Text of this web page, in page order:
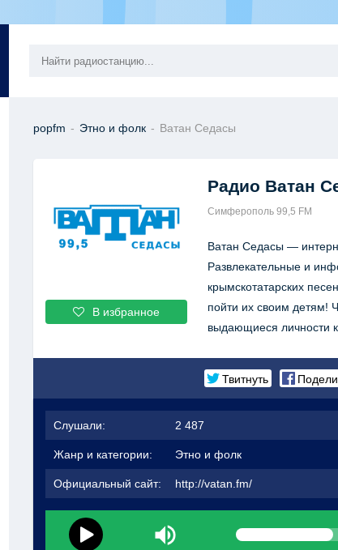
popfm - Этно и фолк - Ватан Cедасы
В избранное
Радио Ватан
Симферополь 99,5 FM
Ватан Cедасы —
Развлекательные и
крымскотатарских
пойти их своим детям!
выдающиеся личности
Твитнуть
Слушали: 2 487
Жанр и категории: Этно и фолк
Официальный сайт: http://vatan.fm/